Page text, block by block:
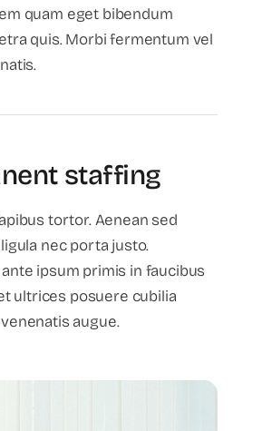
quam eget bibendum
quis. Morbi fermentum vel
staffing
tortor. Aenean sed
nec porta justo.
ipsum primis in faucibus
ultrices posuere cubilia
augue.